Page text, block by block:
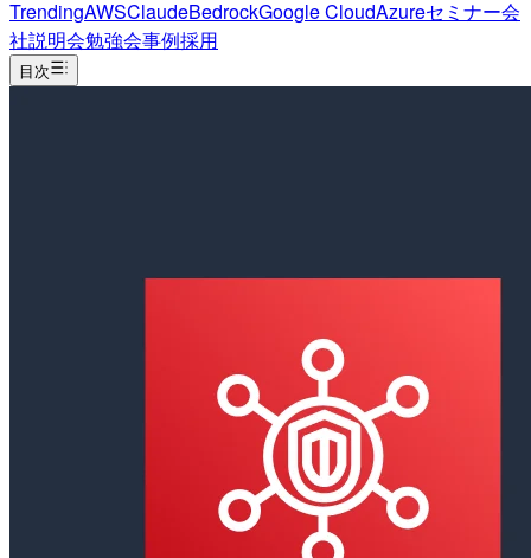
TrendingAWSClaudeBedrockGoogle CloudAzureセミナー会
社説明会勉強会事例採用
目次